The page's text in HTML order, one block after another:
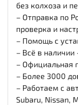
без колхоза и
– Отправка по
проверка и
– Помощь с
– Всё в
– Официальная
– Более 3000
– Работаем с
Subaru, Nissan,